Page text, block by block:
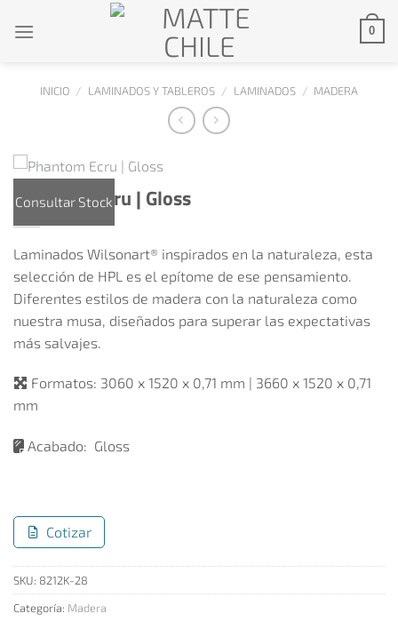
0
INICIO / LAMINADOS Y TABLEROS / LAMINADOS / MADERA
Consultar Stock
Phantom Ecru | Gloss
Laminados Wilsonart® inspirados en la naturaleza, esta
selección de HPL es el epítome de ese pensamiento.
Diferentes estilos de madera con la naturaleza como
nuestra musa, diseñados para superar las expectativas
más salvajes.
Formatos: 3060 x 1520 x 0,71 mm | 3660 x 1520 x 0,71
mm
Acabado: Gloss
Cotizar
SKU: 8212K-28
Categoría: Madera